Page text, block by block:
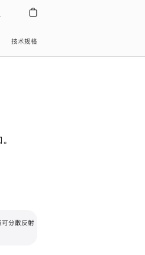
技术规格
可分散反射